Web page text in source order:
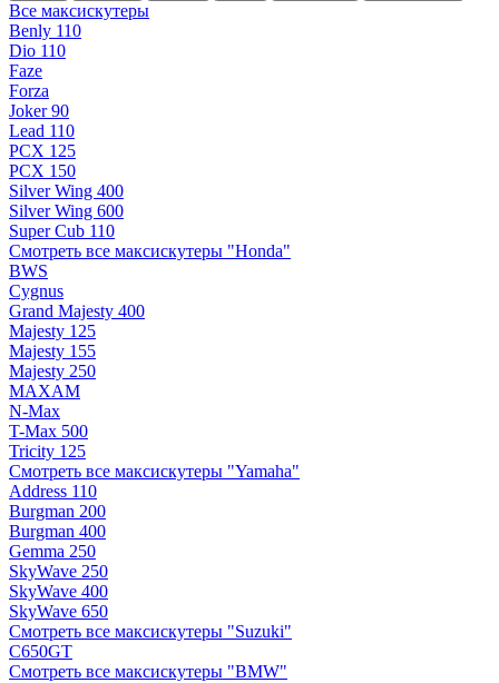
Все максискутеры
Benly 110
Dio 110
Faze
Forza
Joker 90
Lead 110
PCX 125
PCX 150
Silver Wing 400
Silver Wing 600
Super Cub 110
Смотреть все максискутеры "Honda"
BWS
Cygnus
Grand Majesty 400
Majesty 125
Majesty 155
Majesty 250
MAXAM
N-Max
T-Max 500
Tricity 125
Смотреть все максискутеры "Yamaha"
Address 110
Burgman 200
Burgman 400
Gemma 250
SkyWave 250
SkyWave 400
SkyWave 650
Смотреть все максискутеры "Suzuki"
C650GT
Смотреть все максискутеры "BMW"